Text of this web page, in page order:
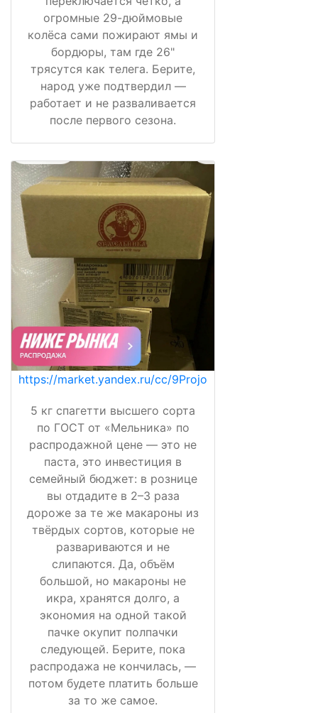
огромные 29-дюймовые
колёса сами пожирают ямы и
бордюры, там где 26"
трясутся как телега. Берите,
народ уже подтвердил —
работает и не разваливается
после первого сезона.
https://market.yandex.ru/cc/9Projo
5 кг спагетти высшего сорта
по ГОСТ от «Мельника» по
распродажной цене — это не
паста, это инвестиция в
семейный бюджет: в рознице
вы отдадите в 2–3 раза
дороже за те же макароны из
твёрдых сортов, которые не
развариваются и не
слипаются. Да, объём
большой, но макароны не
икра, хранятся долго, а
экономия на одной такой
пачке окупит полпачки
следующей. Берите, пока
распродажа не кончилась, —
потом будете платить больше
за то же самое.